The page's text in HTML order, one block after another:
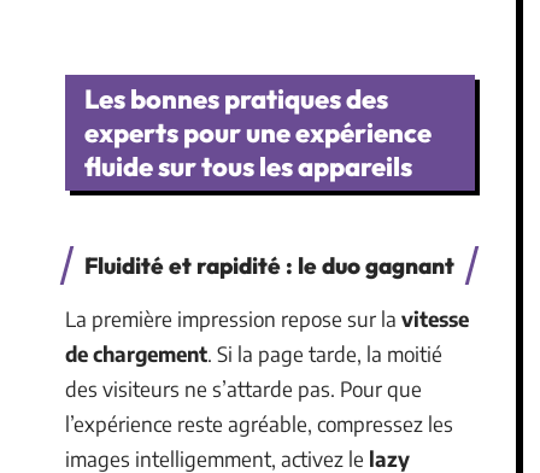
Les bonnes pratiques des
experts pour une expérience
fluide sur tous les appareils
Fluidité et rapidité : le duo gagnant
La première impression repose sur la vitesse
de chargement. Si la page tarde, la moitié
des visiteurs ne s’attarde pas. Pour que
l’expérience reste agréable, compressez les
images intelligemment, activez le lazy